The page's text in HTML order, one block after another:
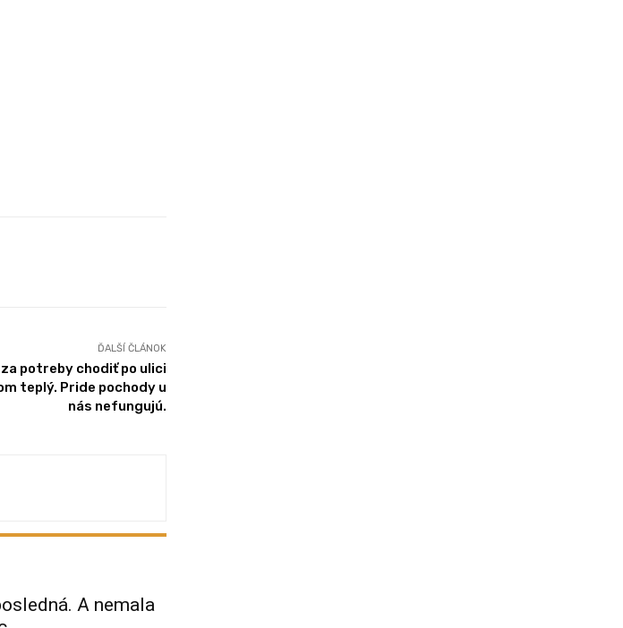
ĎALŠÍ ČLÁNOK
potreby chodiť po ulici
teplý. Pride pochody u
nás nefungujú.
A nemala